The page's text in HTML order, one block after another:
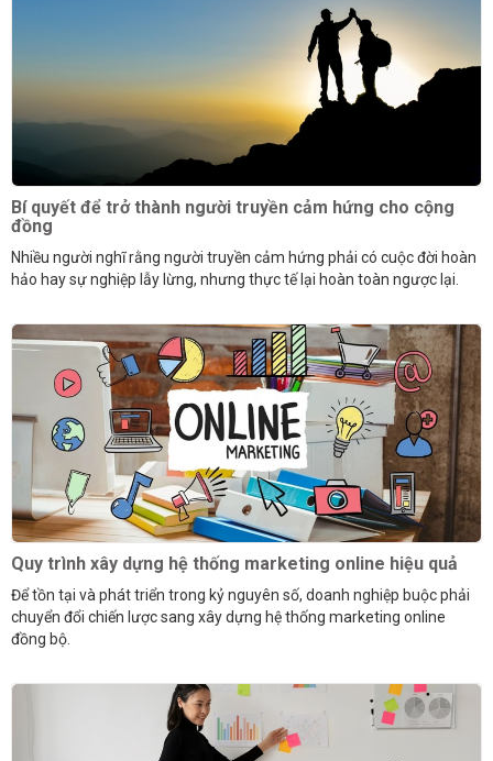
Bí quyết để trở thành người truyền cảm hứng cho cộng
đồng
Nhiều người nghĩ rằng người truyền cảm hứng phải có cuộc đời hoàn
hảo hay sự nghiệp lẫy lừng, nhưng thực tế lại hoàn toàn ngược lại.
Quy trình xây dựng hệ thống marketing online hiệu quả
Để tồn tại và phát triển trong kỷ nguyên số, doanh nghiệp buộc phải
chuyển đổi chiến lược sang xây dựng hệ thống marketing online
đồng bộ.